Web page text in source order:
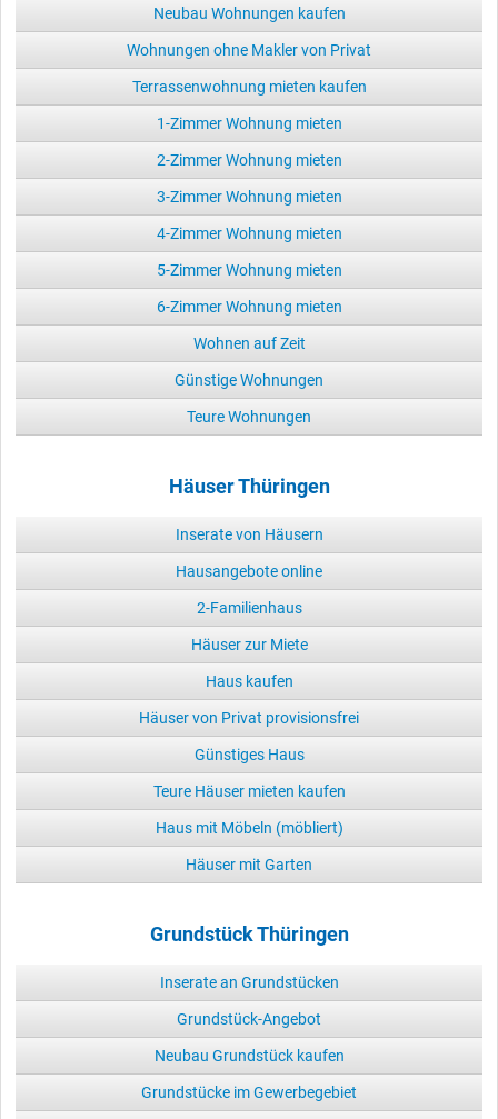
Neubau Wohnungen kaufen
Wohnungen ohne Makler von Privat
Terrassenwohnung mieten kaufen
1-Zimmer Wohnung mieten
2-Zimmer Wohnung mieten
3-Zimmer Wohnung mieten
4-Zimmer Wohnung mieten
5-Zimmer Wohnung mieten
6-Zimmer Wohnung mieten
Wohnen auf Zeit
Günstige Wohnungen
Teure Wohnungen
Häuser Thüringen
Inserate von Häusern
Hausangebote online
2-Familienhaus
Häuser zur Miete
Haus kaufen
Häuser von Privat provisionsfrei
Günstiges Haus
Teure Häuser mieten kaufen
Haus mit Möbeln (möbliert)
Häuser mit Garten
Grundstück Thüringen
Inserate an Grundstücken
Grundstück-Angebot
Neubau Grundstück kaufen
Grundstücke im Gewerbegebiet